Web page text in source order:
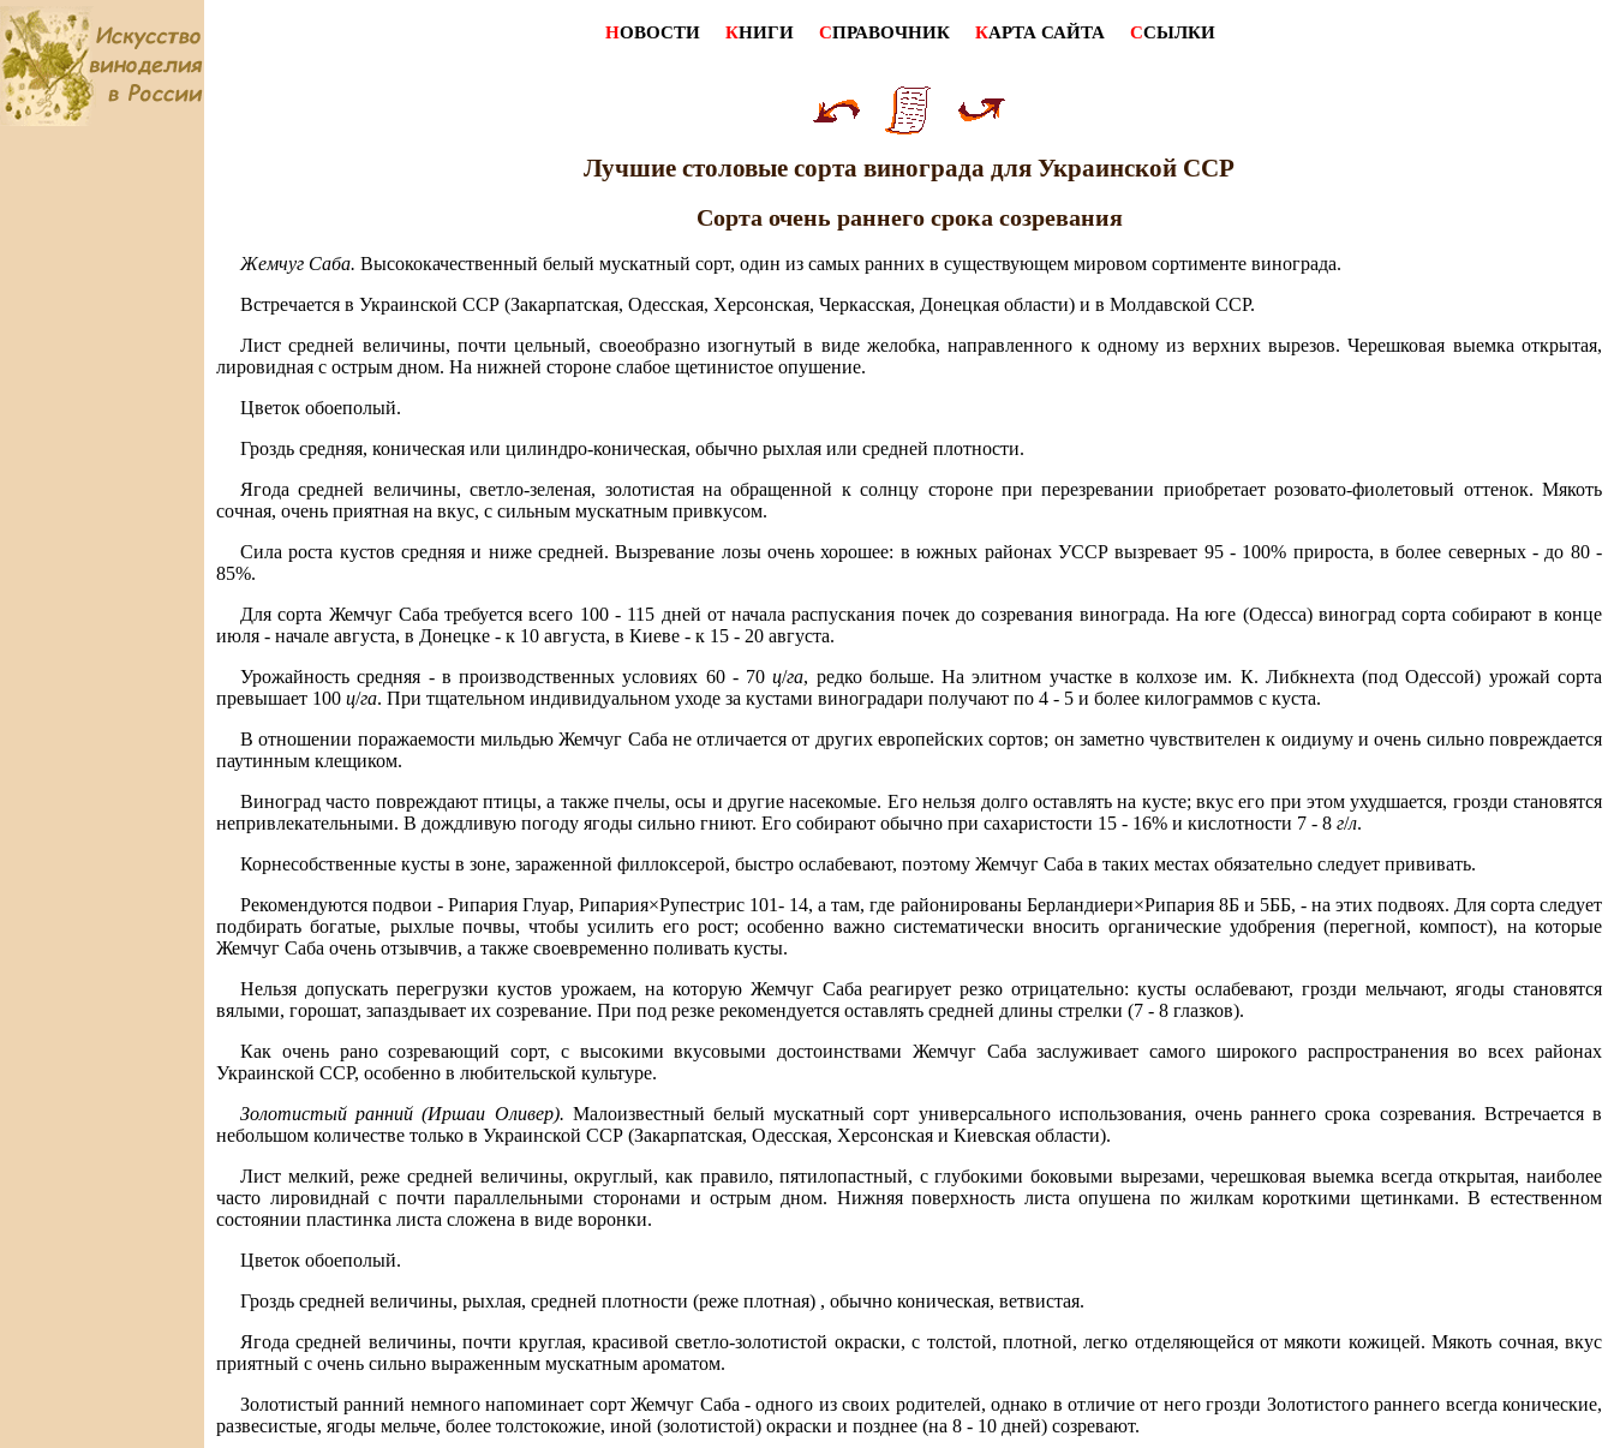
НОВОСТИ КНИГИ СПРАВОЧНИК КАРТА САЙТА ССЫЛКИ
Лучшие столовые сорта винограда для Украинской ССР
Сорта очень раннего срока созревания
Жемчуг Саба. Высококачественный белый мускатный сорт, один из самых ранних в существующем мировом сортименте винограда.
Встречается в Украинской ССР (Закарпатская, Одесская, Херсонская, Черкасская, Донецкая области) и в Молдавской ССР.
Лист средней величины, почти цельный, своеобразно изогнутый в виде желобка, направленного к одному из верхних вырезов. Черешковая выемка открытая,
лировидная с острым дном. На нижней стороне слабое щетинистое опушение.
Цветок обоеполый.
Гроздь средняя, коническая или цилиндро-коническая, обычно рыхлая или средней плотности.
Ягода средней величины, светло-зеленая, золотистая на обращенной к солнцу стороне при перезревании приобретает розовато-фиолетовый оттенок. Мякоть
сочная, очень приятная на вкус, с сильным мускатным привкусом.
Сила роста кустов средняя и ниже средней. Вызревание лозы очень хорошее: в южных районах УССР вызревает 95 - 100% прироста, в более северных - до 80 -
85%.
Для сорта Жемчуг Саба требуется всего 100 - 115 дней от начала распускания почек до созревания винограда. На юге (Одесса) виноград сорта собирают в конце
июля - начале августа, в Донецке - к 10 августа, в Киеве - к 15 - 20 августа.
Урожайность средняя - в производственных условиях 60 - 70ц/га, редко больше. На элитном участке в колхозе им. К. Либкнехта (под Одессой) урожай сорта
превышает 100 ц/га. При тщательном индивидуальном уходе за кустами виноградари получают по 4 - 5 и более килограммов с куста.
В отношении поражаемости мильдью Жемчуг Саба не отличается от других европейских сортов; он заметно чувствителен к оидиуму и очень сильно повреждается
паутинным клещиком.
Виноград часто повреждают птицы, а также пчелы, осы и другие насекомые. Его нельзя долго оставлять на кусте; вкус его при этом ухудшается, грозди становятся
непривлекательными. В дождливую погоду ягоды сильно гниют. Его собирают обычно при сахаристости 15 - 16% и кислотности 7 - 8 г/л.
Корнесобственные кусты в зоне, зараженной филлоксерой, быстро ослабевают, поэтому Жемчуг Саба в таких местах обязательно следует прививать.
Рекомендуются подвои - Рипария Глуар, Рипария×Рупестрис 101- 14, а там, где районированы Берландиери×Рипария 8Б и 5ББ, - на этих подвоях. Для сорта следует
подбирать богатые, рыхлые почвы, чтобы усилить его рост; особенно важно систематически вносить органические удобрения (перегной, компост), на которые
Жемчуг Саба очень отзывчив, а также своевременно поливать кусты.
Нельзя допускать перегрузки кустов урожаем, на которую Жемчуг Саба реагирует резко отрицательно: кусты ослабевают, грозди мельчают, ягоды становятся
вялыми, горошат, запаздывает их созревание. При под резке рекомендуется оставлять средней длины стрелки (7 - 8 глазков).
Как очень рано созревающий сорт, с высокими вкусовыми достоинствами Жемчуг Саба заслуживает самого широкого распространения во всех районах
Украинской ССР, особенно в любительской культуре.
Золотистый ранний (Иршаи Оливер). Малоизвестный белый мускатный сорт универсального использования, очень раннего срока созревания. Встречается в
небольшом количестве только в Украинской ССР (Закарпатская, Одесская, Херсонская и Киевская области).
Лист мелкий, реже средней величины, округлый, как правило, пятилопастный, с глубокими боковыми вырезами, черешковая выемка всегда открытая, наиболее
часто лировиднай с почти параллельными сторонами и острым дном. Нижняя поверхность листа опушена по жилкам короткими щетинками. В естественном
состоянии пластинка листа сложена в виде воронки.
Цветок обоеполый.
Гроздь средней величины, рыхлая, средней плотности (реже плотная) , обычно коническая, ветвистая.
Ягода средней величины, почти круглая, красивой светло-золотистой окраски, с толстой, плотной, легко отделяющейся от мякоти кожицей. Мякоть сочная, вкус
приятный с очень сильно выраженным мускатным ароматом.
Золотистый ранний немного напоминает сорт Жемчуг Саба - одного из своих родителей, однако в отличие от него грозди Золотистого раннего всегда конические,
развесистые, ягоды мельче, более толстокожие, иной (золотистой) окраски и позднее (на 8 - 10 дней) созревают.